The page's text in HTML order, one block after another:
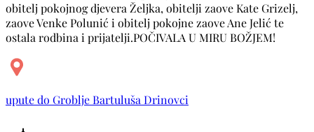
obitelj pokojnog djevera Željka, obitelji zaove Kate Grizelj,
zaove Venke Polunić i obitelj pokojne zaove Ane Jelić te
ostala rodbina i prijatelji.POČIVALA U MIRU BOŽJEM!
upute do Groblje Bartuluša Drinovci